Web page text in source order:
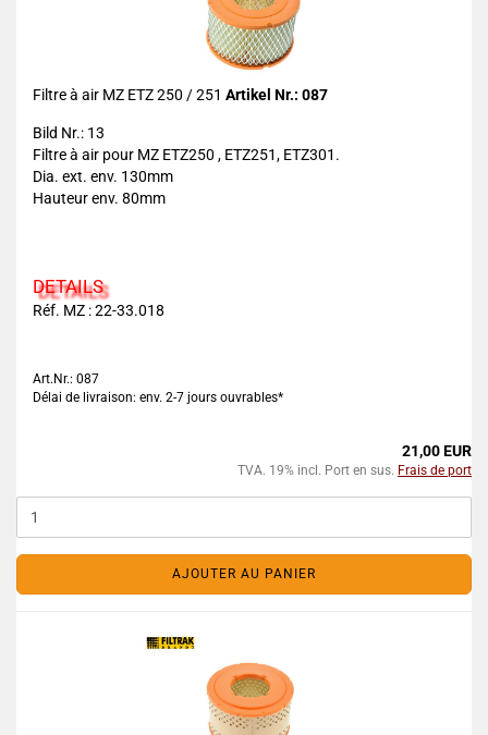
Filtre à air MZ ETZ 250 / 251 Artikel Nr.: 087
Bild Nr.: 13
Filtre à air pour MZ ETZ250 , ETZ251, ETZ301.
Dia. ext. env. 130mm
Hauteur env. 80mm
DETAILS
Réf. MZ : 22-33.018
Art.Nr.: 087
Délai de livraison: env. 2-7 jours ouvrables*
21,00 EUR
TVA. 19% incl. Port en sus. Frais de port
AJOUTER AU PANIER